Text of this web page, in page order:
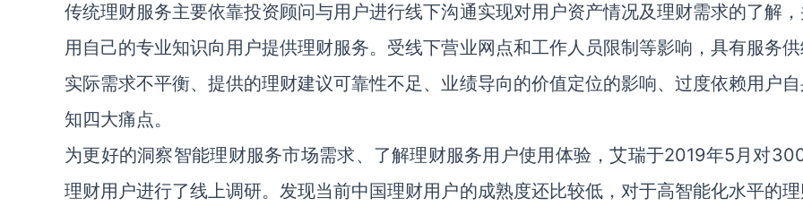
传统理财服务主要依靠投资顾问与用户进行线下沟通实现对用户资产情况及理财需求的了解
用自己的专业知识向用户提供理财服务。受线下营业网点和工作人员限制等影响，具有服务
实际需求不平衡、提供的理财建议可靠性不足、业绩导向的价值定位的影响、过度依赖用户自
知四大痛点。
为更好的洞察智能理财服务市场需求、了解理财服务用户使用体验，艾瑞于2019年5月对
理财用户进行了线上调研。发现当前中国理财用户的成熟度还比较低，对于高智能化水平的理